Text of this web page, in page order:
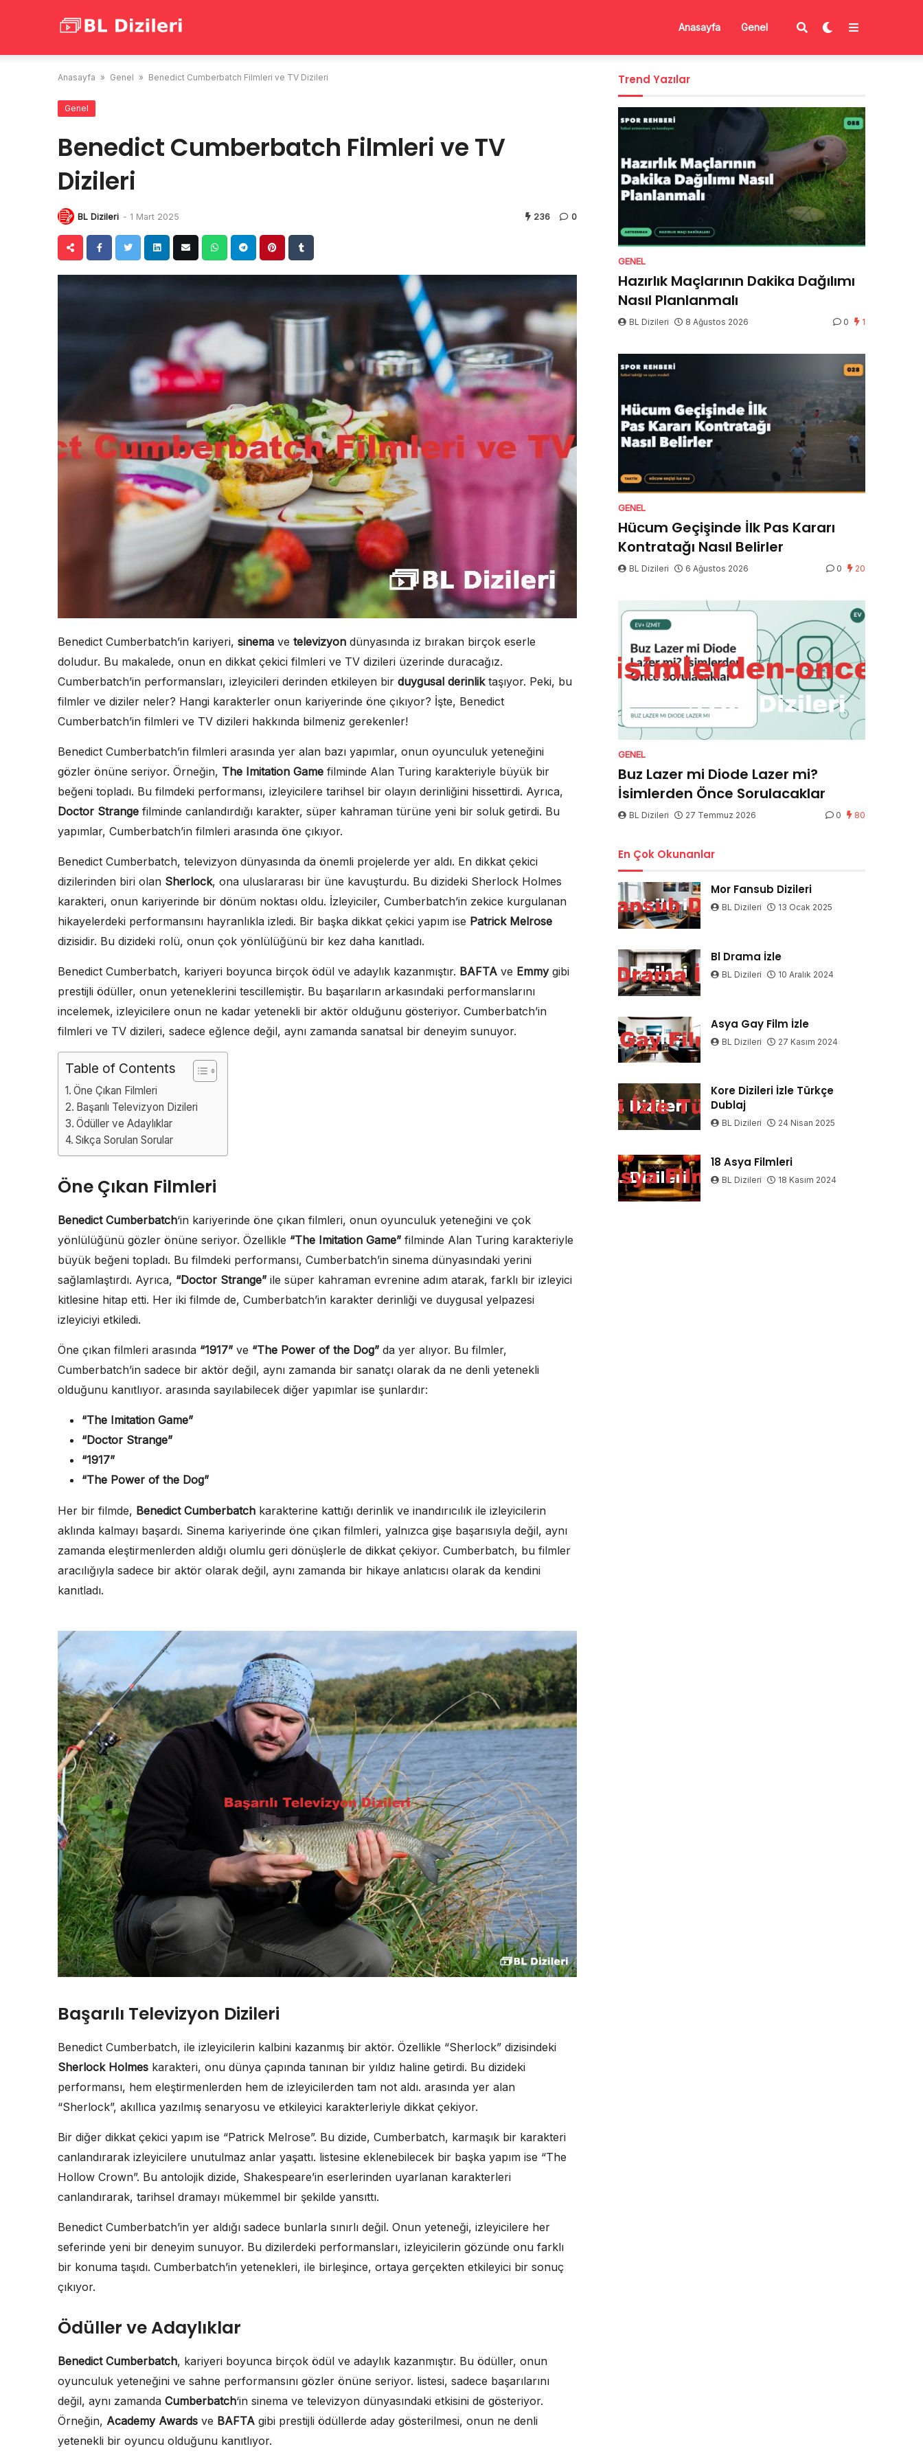
Anasayfa Genel
Anasayfa » Genel » Benedict Cumberbatch Filmleri ve TV Dizileri
Genel
Benedict Cumberbatch Filmleri ve TV
Dizileri
BL Dizileri - 1 Mart 2025 236 0
Benedict Cumberbatch’in kariyeri, sinema ve televizyon dünyasında iz bırakan birçok eserle
doludur. Bu makalede, onun en dikkat çekici filmleri ve TV dizileri üzerinde duracağız.
Cumberbatch’in performansları, izleyicileri derinden etkileyen bir duygusal derinliktaşıyor. Peki, bu
filmler ve diziler neler? Hangi karakterler onun kariyerinde öne çıkıyor? İşte, Benedict
Cumberbatch’in filmleri ve TV dizileri hakkında bilmeniz gerekenler!
Benedict Cumberbatch’in filmleri arasında yer alan bazı yapımlar, onun oyunculuk yeteneğini
gözler önüne seriyor. Örneğin, The Imitation Game filminde Alan Turing karakteriyle büyük bir
beğeni topladı. Bu filmdeki performansı, izleyicilere tarihsel bir olayın derinliğini hissettirdi. Ayrıca,
Doctor Strange filminde canlandırdığı karakter, süper kahraman türüne yeni bir soluk getirdi. Bu
yapımlar, Cumberbatch’in filmleri arasında öne çıkıyor.
Benedict Cumberbatch, televizyon dünyasında da önemli projelerde yer aldı. En dikkat çekici
dizilerinden biri olan Sherlock, ona uluslararası bir üne kavuşturdu. Bu dizideki Sherlock Holmes
karakteri, onun kariyerinde bir dönüm noktası oldu. İzleyiciler, Cumberbatch’in zekice kurgulanan
hikayelerdeki performansını hayranlıkla izledi. Bir başka dikkat çekici yapım ise Patrick Melrose
dizisidir. Bu dizideki rolü, onun çok yönlülüğünü bir kez daha kanıtladı.
Benedict Cumberbatch, kariyeri boyunca birçok ödül ve adaylık kazanmıştır. BAFTA ve Emmygibi
prestijli ödüller, onun yeteneklerini tescillemiştir. Bu başarıların arkasındaki performanslarını
incelemek, izleyicilere onun ne kadar yetenekli bir aktör olduğunu gösteriyor. Cumberbatch’in
filmleri ve TV dizileri, sadece eğlence değil, aynı zamanda sanatsal bir deneyim sunuyor.
Table of Contents
Öne Çıkan Filmleri
Başarılı Televizyon Dizileri
Ödüller ve Adaylıklar
Sıkça Sorulan Sorular
Öne Çıkan Filmleri
Benedict Cumberbatch‘in kariyerinde öne çıkan filmleri, onun oyunculuk yeteneğini ve çok
yönlülüğünü gözler önüne seriyor. Özellikle “The Imitation Game” filminde Alan Turing karakteriyle
büyük beğeni topladı. Bu filmdeki performansı, Cumberbatch’in sinema dünyasındaki yerini
sağlamlaştırdı. Ayrıca, “Doctor Strange” ile süper kahraman evrenine adım atarak, farklı bir izleyici
kitlesine hitap etti. Her iki filmde de, Cumberbatch’in karakter derinliği ve duygusal yelpazesi
izleyiciyi etkiledi.
Öne çıkan filmleri arasında “1917” ve “The Power of the Dog” da yer alıyor. Bu filmler,
Cumberbatch’in sadece bir aktör değil, aynı zamanda bir sanatçı olarak da ne denli yetenekli
olduğunu kanıtlıyor. arasında sayılabilecek diğer yapımlar ise şunlardır:
“The Imitation Game”
“Doctor Strange”
“1917”
“The Power of the Dog”
Her bir filmde, Benedict Cumberbatch karakterine kattığı derinlik ve inandırıcılık ile izleyicilerin
aklında kalmayı başardı. Sinema kariyerinde öne çıkan filmleri, yalnızca gişe başarısıyla değil, aynı
zamanda eleştirmenlerden aldığı olumlu geri dönüşlerle de dikkat çekiyor. Cumberbatch, bu filmler
aracılığıyla sadece bir aktör olarak değil, aynı zamanda bir hikaye anlatıcısı olarak da kendini
kanıtladı.
Başarılı Televizyon Dizileri
Benedict Cumberbatch, ile izleyicilerin kalbini kazanmış bir aktör. Özellikle “Sherlock” dizisindeki
Sherlock Holmes karakteri, onu dünya çapında tanınan bir yıldız haline getirdi. Bu dizideki
performansı, hem eleştirmenlerden hem de izleyicilerden tam not aldı. arasında yer alan
“Sherlock”, akıllıca yazılmış senaryosu ve etkileyici karakterleriyle dikkat çekiyor.
Bir diğer dikkat çekici yapım ise “Patrick Melrose”. Bu dizide, Cumberbatch, karmaşık bir karakteri
canlandırarak izleyicilere unutulmaz anlar yaşattı. listesine eklenebilecek bir başka yapım ise “The
Hollow Crown”. Bu antolojik dizide, Shakespeare’in eserlerinden uyarlanan karakterleri
canlandırarak, tarihsel dramayı mükemmel bir şekilde yansıttı.
Benedict Cumberbatch’in yer aldığı sadece bunlarla sınırlı değil. Onun yeteneği, izleyicilere her
seferinde yeni bir deneyim sunuyor. Bu dizilerdeki performansları, izleyicilerin gözünde onu farklı
bir konuma taşıdı. Cumberbatch’in yetenekleri, ile birleşince, ortaya gerçekten etkileyici bir sonuç
çıkıyor.
Ödüller ve Adaylıklar
Benedict Cumberbatch, kariyeri boyunca birçok ödül ve adaylık kazanmıştır. Bu ödüller, onun
oyunculuk yeteneğini ve sahne performansını gözler önüne seriyor. listesi, sadece başarılarını
değil, aynı zamanda Cumberbatch‘in sinema ve televizyon dünyasındaki etkisini de gösteriyor.
Örneğin, Academy Awards ve BAFTA gibi prestijli ödüllerde aday gösterilmesi, onun ne denli
yetenekli bir oyuncu olduğunu kanıtlıyor.
Trend Yazılar
GENEL
Hazırlık Maçlarının Dakika Dağılımı
Nasıl Planlanmalı
BL Dizileri 8 Ağustos 2026 0 1
GENEL
Hücum Geçişinde İlk Pas Kararı
Kontratağı Nasıl Belirler
BL Dizileri 6 Ağustos 2026 0 20
GENEL
Buz Lazer mi Diode Lazer mi?
İsimlerden Önce Sorulacaklar
BL Dizileri 27 Temmuz 2026 0 80
En Çok Okunanlar
Mor Fansub Dizileri
BL Dizileri 13 Ocak 2025
Bl Drama İzle
BL Dizileri 10 Aralık 2024
Asya Gay Film İzle
BL Dizileri 27 Kasım 2024
Kore Dizileri İzle Türkçe
Dublaj
BL Dizileri 24 Nisan 2025
18 Asya Filmleri
BL Dizileri 18 Kasım 2024